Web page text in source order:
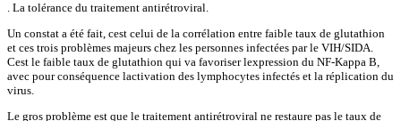
. La tolérance du traitement antirétroviral.
Un constat a été fait, cest celui de la corrélation entre faible taux de glutathion
et ces trois problèmes majeurs chez les personnes infectées par le VIH/SIDA.
Cest le faible taux de glutathion qui va favoriser lexpression du NF-Kappa B,
avec pour conséquence lactivation des lymphocytes infectés et la réplication du
virus.
Le gros problème est que le traitement antirétroviral ne restaure pas le taux de